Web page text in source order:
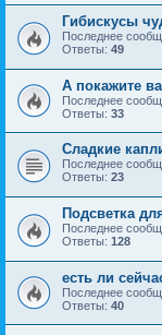
Гибискусы
Последнее
Ответы: 49
А покажите
Последнее
Ответы: 33
Сладкие
Последнее
Ответы: 23
Подсветка
Последнее
Ответы: 128
есть ли
Последнее
Ответы: 40